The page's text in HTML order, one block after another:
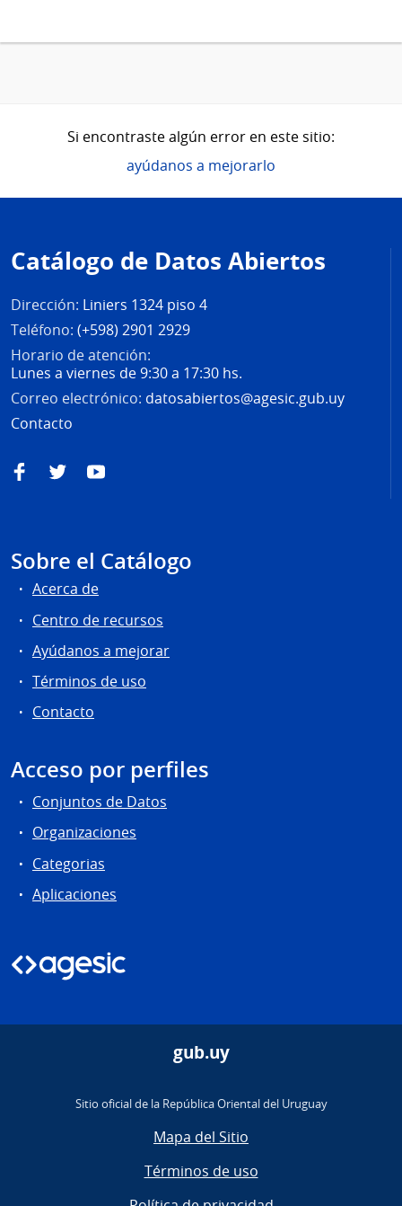
Si encontraste algún error en este sitio:
ayúdanos a mejorarlo
de
página
Catálogo de Datos Abiertos
Dirección: Liniers 1324 piso 4
Teléfono: (+598) 2901 2929
Horario de atención:
Lunes a viernes de 9:30 a 17:30 hs.
Correo electrónico: datosabiertos@agesic.gub.uy
Contacto
FacebookTwitterYouTube
Sobre el Catálogo
Acerca de
Centro de recursos
Ayúdanos a mejorar
Términos de uso
Contacto
Acceso por perfiles
Conjuntos de Datos
Organizaciones
Categorias
Aplicaciones
gub.uy
Sitio oficial de la República Oriental del Uruguay
Mapa del Sitio
Términos de uso